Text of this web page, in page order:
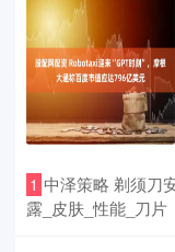
1 中泽策略 剃须刀
露_皮肤_性能_刀片